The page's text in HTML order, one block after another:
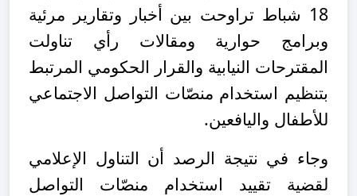
18 شباط تراوحت بين أخبار وتقارير مرئية
وبرامج حوارية ومقالات رأي تناولت
المقترحات النيابية والقرار الحكومي المرتبط
بتنظيم استخدام منصّات التواصل الاجتماعي
للأطفال واليافعين.
وجاء في نتيجة الرصد أن التناول الإعلامي
لقضية تقييد استخدام منصّات التواصل